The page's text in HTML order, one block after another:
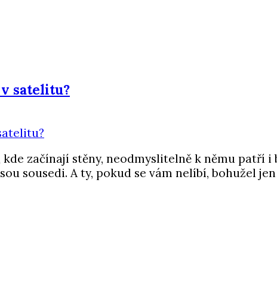
satelitu?
začínají stěny, neodmyslitelně k němu patří
sousedi. A ty, pokud se vám nelíbí, bohužel